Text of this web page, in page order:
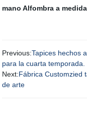
mano Alfombra a medida
Previous:Tapices hechos
para la cuarta temporada.
Next:Fábrica Customzied
de arte